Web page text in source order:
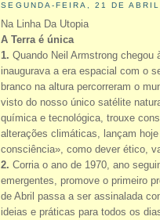
SEGUNDA-FEIRA, 21 DE
Na Linha Da Utopia
A Terra é única
1. Quando Neil Armstrong chegou
inaugurava a era espacial com o
branco na altura percorreram o
visto do nosso único satélite
química e tecnológica, trouxe
alterações climáticas, lançam
consciência», como dever ético,
2. Corria o ano de 1970, ano
emergentes, promove o primeiro
de Abril passa a ser assinalada
ideias e práticas para todos os